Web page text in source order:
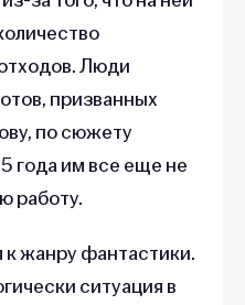
Люди
призванных
по сюжету
года им все еще не
работу.
жанру фантастики.
ситуация в